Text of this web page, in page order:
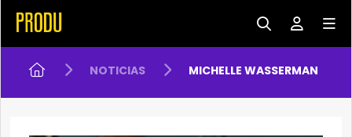
NOTICIAS MICHELLE WASSERMAN